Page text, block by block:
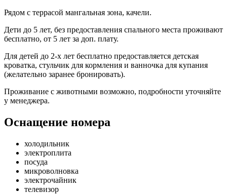
Рядом с террасой мангальная зона, качели.
Дети до 5 лет, без предоставления спального места проживают
бесплатно, от 5 лет за доп. плату.
Для детей до 2-х лет бесплатно предоставляется детская
кроватка, стульчик для кормления и ванночка для купания
(желательно заранее бронировать).
Проживание с животными возможно, подробности уточняйте
у менеджера.
Оснащение номера
холодильник
электроплита
посуда
микроволновка
электрочайник
телевизор